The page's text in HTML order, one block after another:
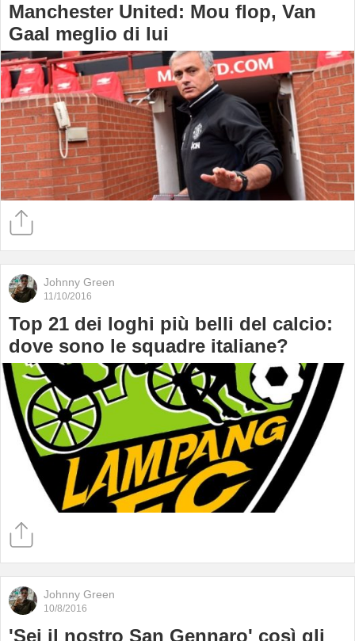
Manchester United: Mou flop, Van
Gaal meglio di lui
Johnny Green
11/10/2016
Top 21 dei loghi più belli del calcio:
dove sono le squadre italiane?
Johnny Green
10/8/2016
'Sei il nostro San Gennaro' così gli